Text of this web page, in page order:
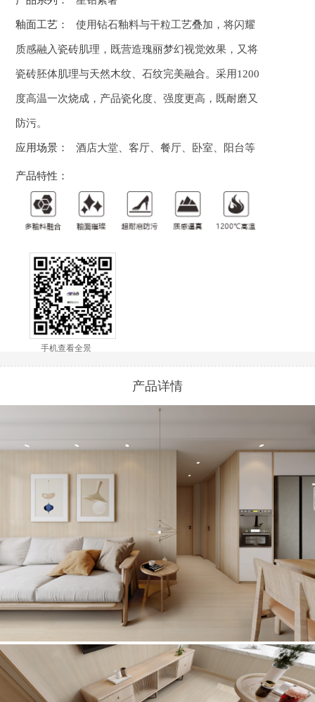
釉面工艺： 使用钻石釉料与干粒工艺叠加，将闪耀
质感融入瓷砖肌理，既营造瑰丽梦幻视觉效果，又将
瓷砖胚体肌理与天然木纹、石纹完美融合。采用1200
度高温一次烧成，产品瓷化度、强度更高，既耐磨又
防污。
应用场景： 酒店大堂、客厅、餐厅、卧室、阳台等
产品特性：
手机查看全景
产品详情